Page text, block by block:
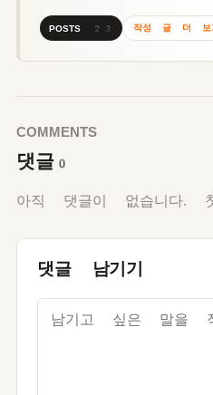
POSTS 23 작성 글 더 보
COMMENTS
댓글 0
아직 댓글이 없습니다.
댓글 남기기